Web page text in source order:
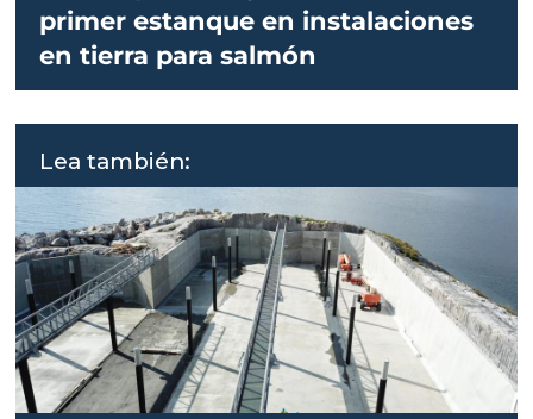
primer estanque en instalaciones
en tierra para salmón
Lea también: